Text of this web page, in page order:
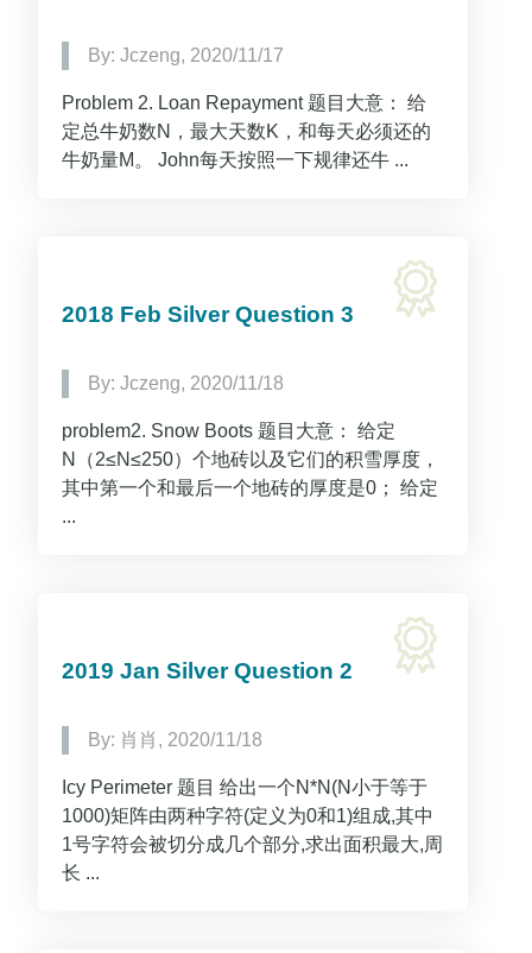
By: Jczeng, 2020/11/17
Problem 2. Loan Repayment 题目大意： 给
定总牛奶数N，最大天数K，和每天必须还的
牛奶量M。 John每天按照一下规律还牛 ...
2018 Feb Silver Question 3
By: Jczeng, 2020/11/18
problem2. Snow Boots 题目大意： 给定
N（2≤N≤250）个地砖以及它们的积雪厚度，
其中第一个和最后一个地砖的厚度是0； 给定
...
2019 Jan Silver Question 2
By: 肖肖, 2020/11/18
Icy Perimeter 题目 给出一个N*N(N小于等于
1000)矩阵由两种字符(定义为0和1)组成,其中
1号字符会被切分成几个部分,求出面积最大,周
长 ...